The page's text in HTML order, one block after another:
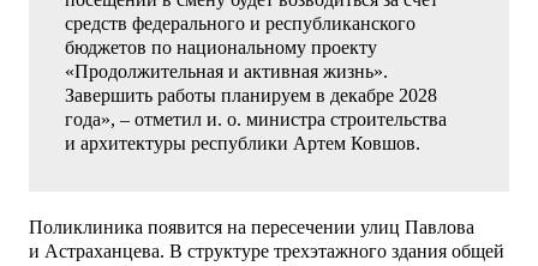
средств федерального и республиканского
бюджетов по национальному проекту
«Продолжительная и активная жизнь».
Завершить работы планируем в декабре 2028
года», – отметил и. о. министра строительства
и архитектуры республики Артем Ковшов.
Поликлиника появится на пересечении улиц Павлова
и Астраханцева. В структуре трехэтажного здания общей